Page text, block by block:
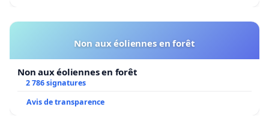
Non aux éoliennes en forêt
Non aux éoliennes en forêt
2 786 signatures
Avis de transparence